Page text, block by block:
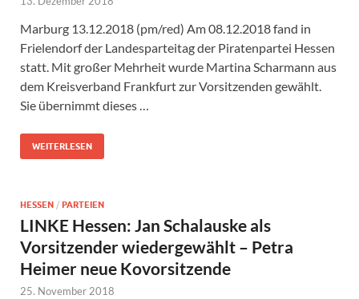
Marburg 13.12.2018 (pm/red) Am 08.12.2018 fand in
Frielendorf der Landesparteitag der Piratenpartei Hessen
statt. Mit großer Mehrheit wurde Martina Scharmann aus
dem Kreisverband Frankfurt zur Vorsitzenden gewählt.
Sie übernimmt dieses …
WEITERLESEN
HESSEN / PARTEIEN
LINKE Hessen: Jan Schalauske als
Vorsitzender wiedergewählt – Petra
Heimer neue Kovorsitzende
25. November 2018